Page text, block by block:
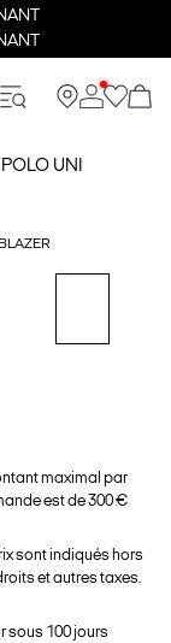
UNI
maximal par
est de 300 €
sont indiqués hors
droits et autres taxes.
sous 100 jours